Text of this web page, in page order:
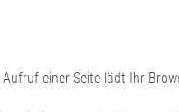
einer Seite lädt Ihr